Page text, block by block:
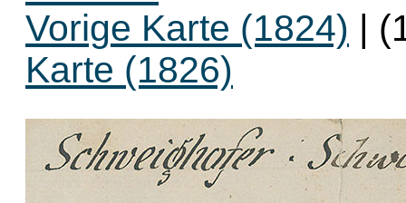
Vorige Karte (1824) |
Karte (1826)